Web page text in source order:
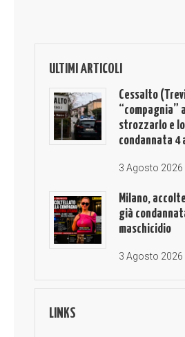
ULTIMI ARTICOLI
Cessalto
“compagnia”
strozzarlo e
condannata 4
3 Agosto 2026
Milano,
già
maschicidio
3 Agosto 2026
LINKS